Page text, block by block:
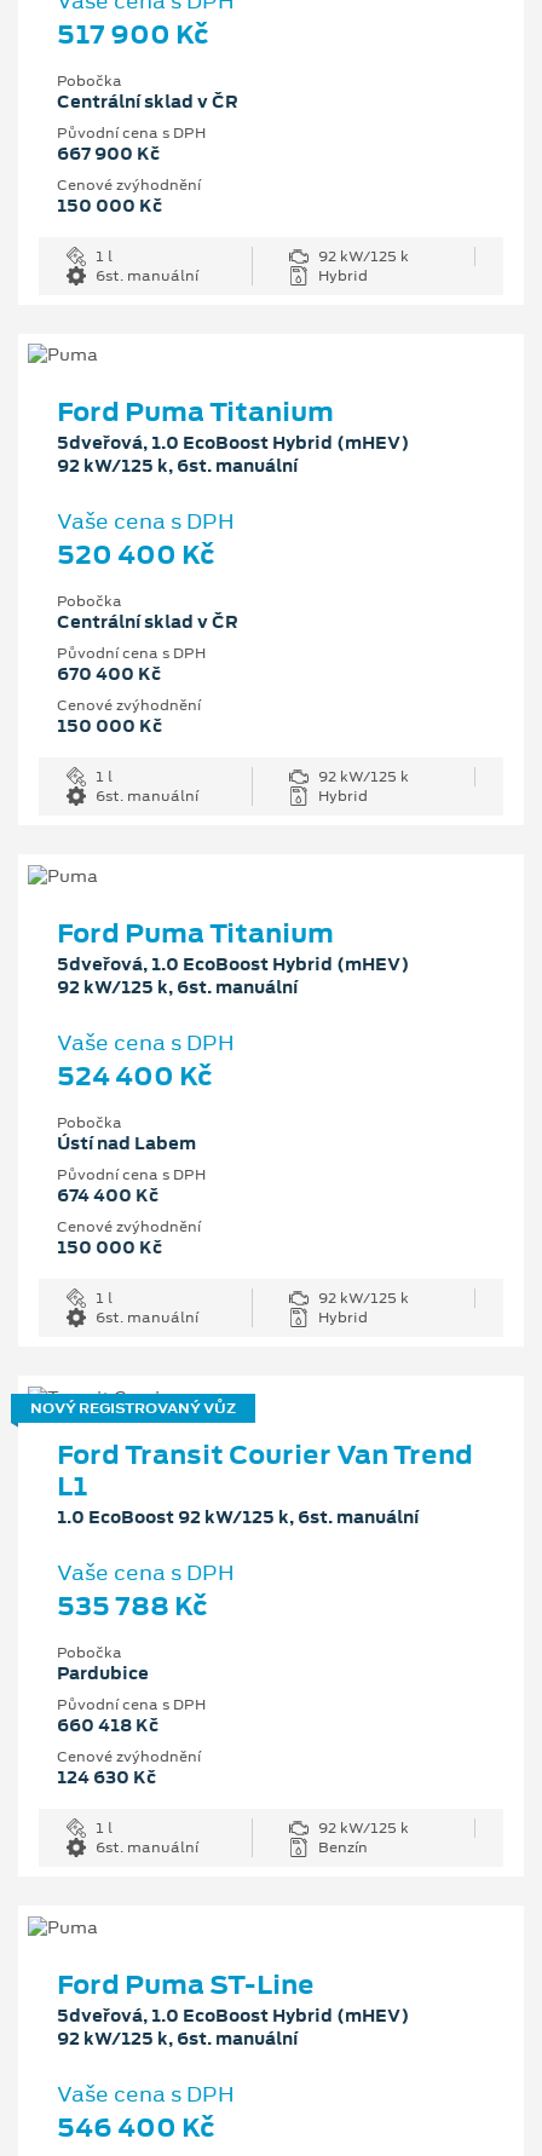
517 900 Kč
Pobočka
Centrální sklad v ČR
Původní cena s DPH
667 900 Kč
Cenové zvýhodnění
150 000 Kč
1 l
92 kW/125 k
6st. manuální
Hybrid
Ford Puma Titanium
5dveřová, 1.0 EcoBoost Hybrid (mHEV)
92 kW/125 k, 6st. manuální
Vaše cena s DPH
520 400 Kč
Pobočka
Centrální sklad v ČR
Původní cena s DPH
670 400 Kč
Cenové zvýhodnění
150 000 Kč
1 l
92 kW/125 k
6st. manuální
Hybrid
Ford Puma Titanium
5dveřová, 1.0 EcoBoost Hybrid (mHEV)
92 kW/125 k, 6st. manuální
Vaše cena s DPH
524 400 Kč
Pobočka
Ústí nad Labem
Původní cena s DPH
674 400 Kč
Cenové zvýhodnění
150 000 Kč
1 l
92 kW/125 k
6st. manuální
Hybrid
NOVÝ REGISTROVANÝ VŮZ
Ford Transit Courier Van Trend
L1
1.0 EcoBoost 92 kW/125 k, 6st. manuální
Vaše cena s DPH
535 788 Kč
Pobočka
Pardubice
Původní cena s DPH
660 418 Kč
Cenové zvýhodnění
124 630 Kč
1 l
92 kW/125 k
6st. manuální
Benzín
Ford Puma ST-Line
5dveřová, 1.0 EcoBoost Hybrid (mHEV)
92 kW/125 k, 6st. manuální
Vaše cena s DPH
546 400 Kč